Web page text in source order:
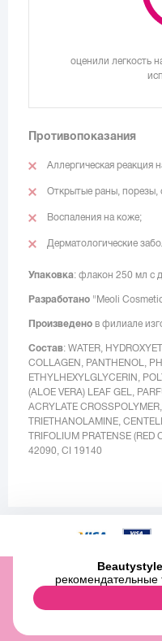
оценили легкость
Противопоказания
Аллергическая реакция
Открытые раны, порезы,
Воспаления на коже;
Дерматологические
Упаковка: флакон 250 мл с
Разработано "Meoli
Произведено в филиале
Состав: WATER,
COLLAGEN, PANTHENOL,
ETHYLHEXYLGLYCERIN,
(ALOE VERA) LEAF GEL,
ACRYLATE
TRIETHANOLAMINE,
TRIFOLIUM PRATENSE (RED
42090, CI 19140
ООО «МИТРИДАТ» ОГРН
2009-
рекомендательные